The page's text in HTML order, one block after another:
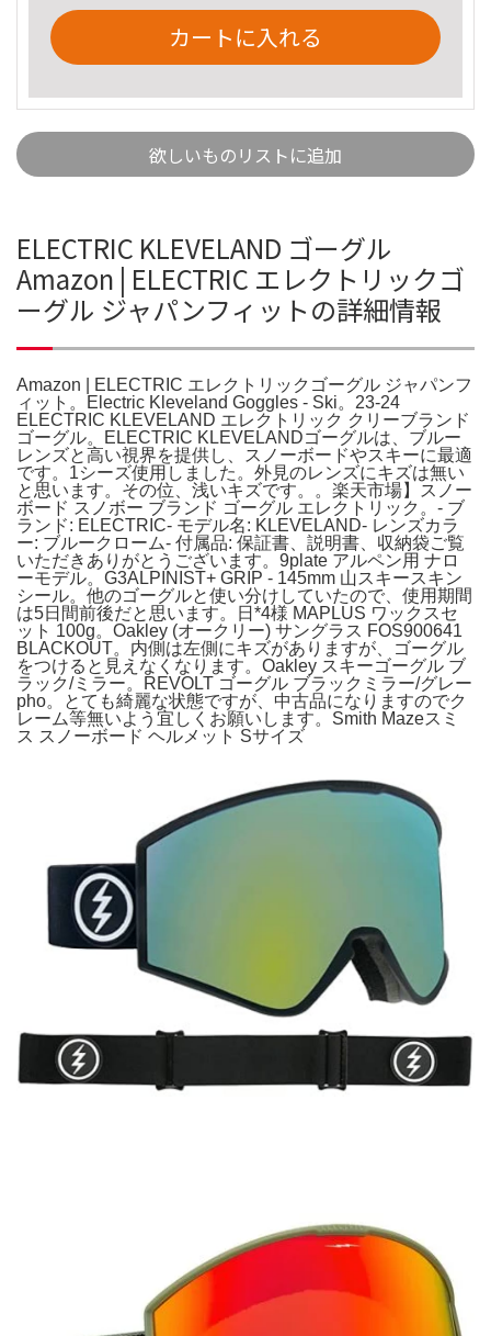
カートに入れる
欲しいものリストに追加
ELECTRIC KLEVELAND ゴーグル
Amazon | ELECTRIC エレクトリックゴ
ーグル ジャパンフィットの詳細情報
Amazon | ELECTRIC エレクトリックゴーグル ジャパンフ
ィット。Electric Kleveland Goggles - Ski。23-24
ELECTRIC KLEVELAND エレクトリック クリーブランド
ゴーグル。ELECTRIC KLEVELANDゴーグルは、ブルー
レンズと高い視界を提供し、スノーボードやスキーに最適
です。1シーズ使用しました。外見のレンズにキズは無い
と思います。その位、浅いキズです。。楽天市場】スノー
ボード スノボー ブランド ゴーグル エレクトリック。- ブ
ランド: ELECTRIC- モデル名: KLEVELAND- レンズカラ
ー: ブルークローム- 付属品: 保証書、説明書、収納袋ご覧
いただきありがとうございます。9plate アルペン用 ナロ
ーモデル。G3ALPINIST+ GRIP - 145mm 山スキースキン
シール。他のゴーグルと使い分けしていたので、使用期間
は5日間前後だと思います。日*4様 MAPLUS ワックスセ
ット 100g。Oakley (オークリー) サングラス FOS900641
BLACKOUT。内側は左側にキズがありますが、ゴーグル
をつけると見えなくなります。Oakley スキーゴーグル ブ
ラック/ミラー。REVOLT ゴーグル ブラックミラー/グレー
pho。とても綺麗な状態ですが、中古品になりますのでク
レーム等無いよう宜しくお願いします。Smith Mazeスミ
ス スノーボード ヘルメット Sサイズ